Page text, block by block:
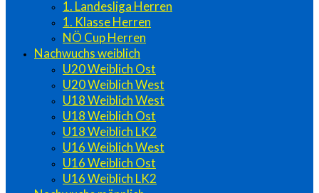
1. Landesliga Herren
1. Klasse Herren
NÖ Cup Herren
Nachwuchs weiblich
U20 Weiblich Ost
U20 Weiblich West
U18 Weiblich West
U18 Weiblich Ost
U18 Weiblich LK2
U16 Weiblich West
U16 Weiblich Ost
U16 Weiblich LK2